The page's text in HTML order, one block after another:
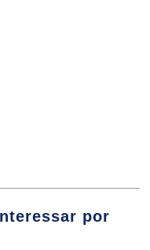
por